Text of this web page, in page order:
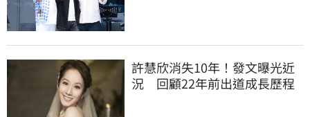
許慧欣消失10年！發文曝光近
況 回顧22年前出道成長歷程